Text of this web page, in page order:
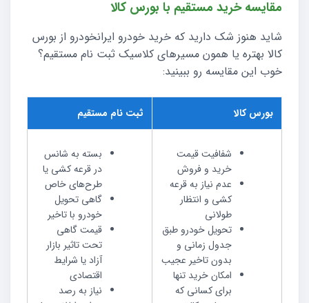
مقایسه خرید مستقیم با بورس کالا
شاید هنوز شک دارید که خرید خودرو ایرانخودرو از بورس
کالا بهتره یا همون مسیرهای کلاسیک ثبت نام مستقیم؟
خوب این مقایسه رو ببینید:
بورس کالا ثبت نام مستقیم
شفافیت قیمت
خرید و فروش
عدم نیاز به قرعه
کشی‌ و انتظار
طولانی
تحویل خودرو طبق
جدول زمانی و
بدون تاخیر عجیب
امکان خرید تنها
برای کسانی که
بسته به شانس
در قرعه کشی یا
طرح‌های خاص
گاهی تحویل
خودرو با تاخیر
قیمت گاهی
تحت تاثیر بازار
آزاد یا شرایط
اقتصادی
نیاز به رصد